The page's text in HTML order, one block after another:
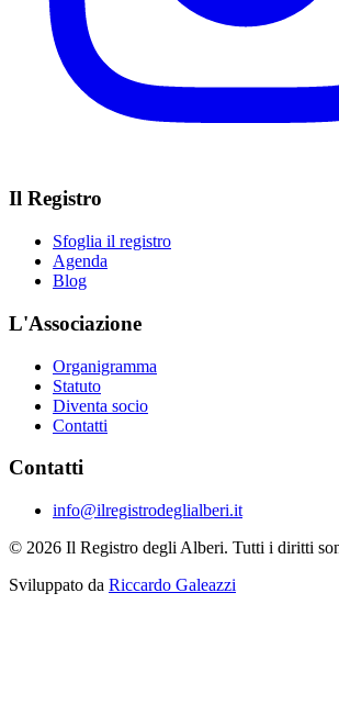
Il Registro
Sfoglia il registro
Agenda
Blog
L'Associazione
Organigramma
Statuto
Diventa socio
Contatti
Contatti
info@ilregistrodeglialberi.it
© 2026 Il Registro degli Alberi. Tutti i diritti
Sviluppato da Riccardo Galeazzi